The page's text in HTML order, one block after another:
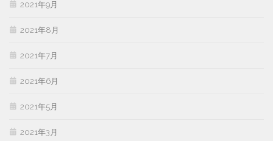
2021年9月
2021年8月
2021年7月
2021年6月
2021年5月
2021年3月